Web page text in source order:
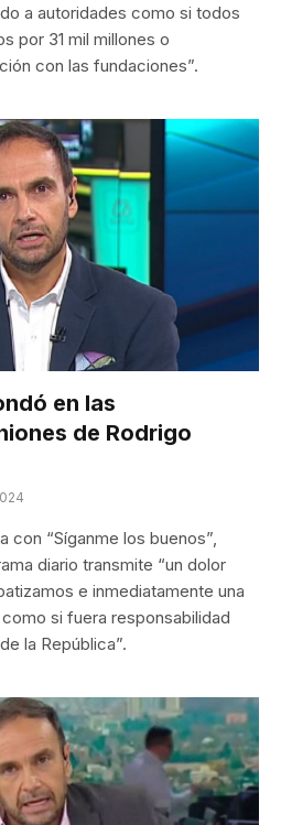
a autoridades como si todos
por 31 mil millones o
con las fundaciones”.
en las
de Rodrigo
con “Síganme los buenos”,
diario transmite “un dolor
e inmediatamente una
si fuera responsabilidad
la República”.